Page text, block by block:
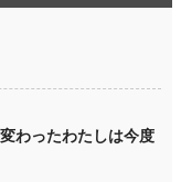
わったわたしは今度